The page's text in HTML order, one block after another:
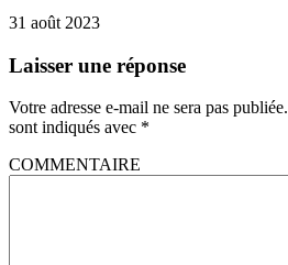
31 août 2023
Laisser une réponse
Votre adresse e-mail ne sera pas publiée.
sont indiqués avec *
COMMENTAIRE